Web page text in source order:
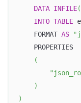
DATA INFILE(
INTO TABLE
    FORMAT
AS
    PROPERTIES
(
)
)